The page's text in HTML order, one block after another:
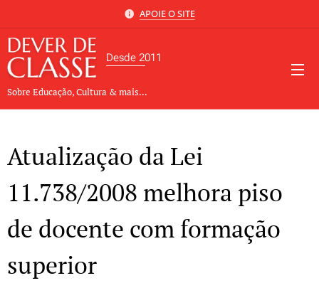
APOIE O SITE
Desde 2011
Sobre Educação, Cultura & mais...
Atualização da Lei
11.738/2008 melhora piso
de docente com formação
superior